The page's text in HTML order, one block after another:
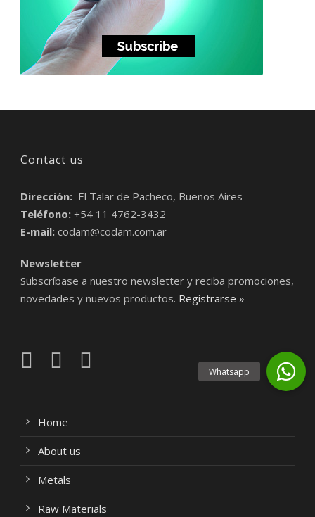
Contact us
Dirección: El Talar de Pacheco, Buenos Aires
Teléfono: +54 11 4762-3432
E-mail: codam@codam.com.ar
Newsletter
Subscríbase a nuestro newsletter y reciba promociones,
novedades y nuevos productos. Registrarse »
Home
About us
Metals
Raw Materials